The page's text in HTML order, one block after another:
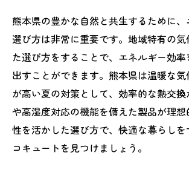
熊本県の豊かな自然と共生するために
選び方は非常に重要です。地域特有の
た選び方をすることで、エネルギー効率
出すことができます。熊本県は温暖な
が高い夏の対策として、効率的な熱交
や高湿度対応の機能を備えた製品が理
性を活かした選び方で、快適な暮らし
コキュートを見つけましょう。